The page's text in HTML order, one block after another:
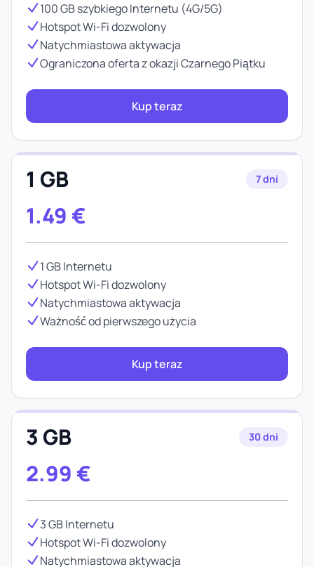
100 GB szybkiego Internetu (4G/5G)
Hotspot Wi-Fi dozwolony
Natychmiastowa aktywacja
Ograniczona oferta z okazji Czarnego Piątku
Kup teraz
1 GB 7 dni
1.49 €
1 GB Internetu
Hotspot Wi-Fi dozwolony
Natychmiastowa aktywacja
Ważność od pierwszego użycia
Kup teraz
3 GB 30 dni
2.99 €
3 GB Internetu
Hotspot Wi-Fi dozwolony
Natychmiastowa aktywacja